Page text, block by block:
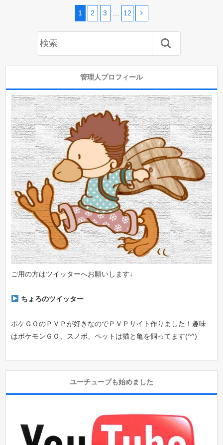
1 2 3 12
管理人プロフィール
ご用の方はツイッターへお願いします↓
ちょろのツイッター
ポケＧＯのＰＶＰが好きなのでＰＶＰサイト作りました！趣味
はポケモンＧＯ、スノボ、ペットは猫と亀を飼ってます(^^)
ユーチューブも始めました